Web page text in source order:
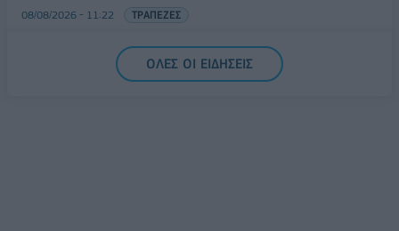
08/08/2026 - 11:22 ΤΡΑΠΕΖΕΣ
5G παντού, 6G στον ορίζοντα: Πού βρίσκεται η
Ελλάδα στη μεγάλη τεχνολογική μετάβαση
ΟΛΕΣ ΟΙ ΕΙΔΗΣΕΙΣ